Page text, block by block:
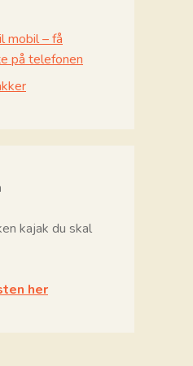
mobil – få
på telefonen
kajak du skal
her